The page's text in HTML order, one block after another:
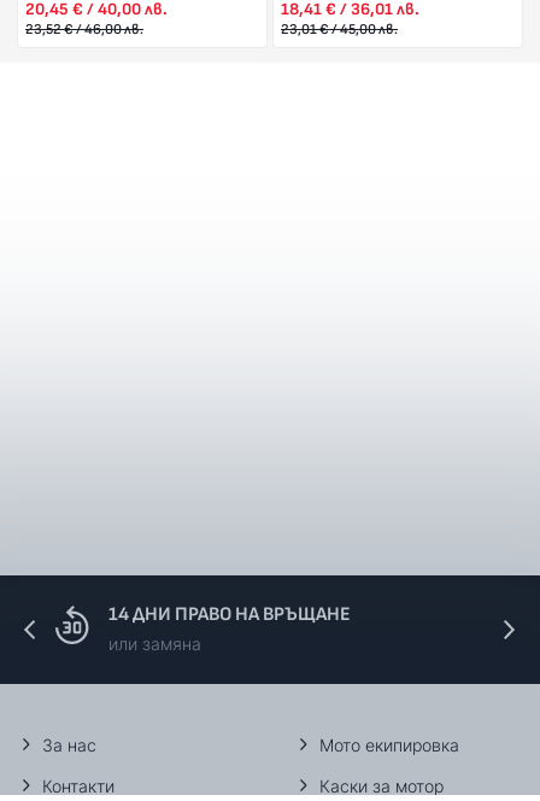
20,45 € / 40,00 лв.
23,52 € / 46,00 лв.
18,41 € / 36,01 лв.
23,01 € / 45,00 лв.
14 ДНИ ПРАВО НА ВРЪЩАНЕ
или замяна
За нас
Контакти
Мото екипировка
Каски за мотор